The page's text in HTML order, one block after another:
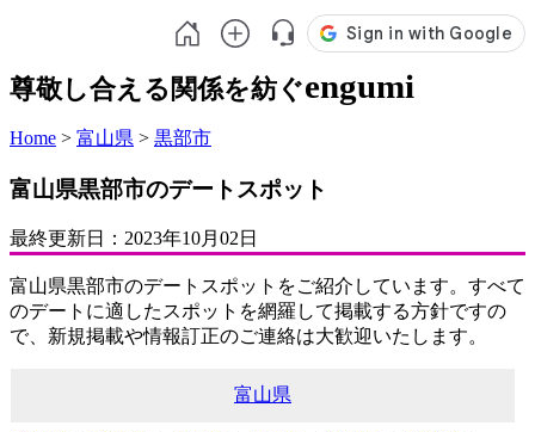
尊敬し合える関係を紡ぐengumi
Home > 富山県 > 黒部市
富山県黒部市のデートスポット
最終更新日： 2023年10月02日
富山県黒部市のデートスポットをご紹介しています。すべて
のデートに適したスポットを網羅して掲載する方針ですの
で、新規掲載や情報訂正のご連絡は大歓迎いたします。
富山県